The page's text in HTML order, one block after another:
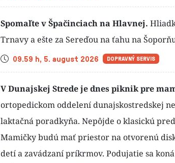
Čas
09.59 h, 5. august 2026 DOPRAVNÝ SERVIS
Spomaľte v Špačinciach na Hlavnej.
Trnavy a ešte za Sereďou na ťahu na
V Dunajskej Strede je dnes piknik pre
ortopedickom oddelení dunajskostredskej
laktačná poradkyňa. Nepôjde o klasickú
Mamičky budú mať priestor na otvorenú
detí a zavádzaní príkrmov. Podujatie sa